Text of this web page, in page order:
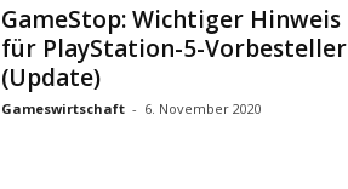
GameStop: Wichtiger Hinweis
für PlayStation-5-Vorbesteller
(Update)
Gameswirtschaft - 6. November 2020